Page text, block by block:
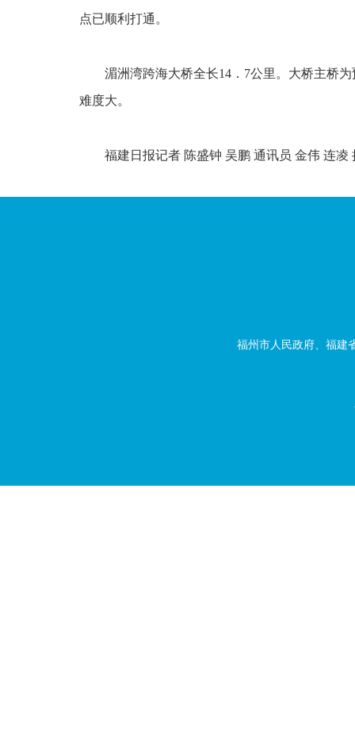
点已顺利打通。
湄洲湾跨海大桥全长14．7公里。大桥主桥
难度大。
福建日报记者 陈盛钟 吴鹏 通讯员 金伟 连凌
福州市人民政府、福建